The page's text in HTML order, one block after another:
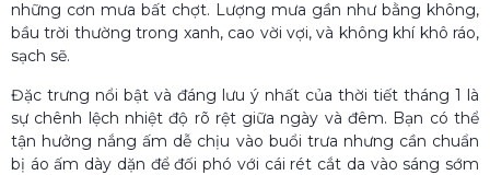
những cơn mưa bất chợt. Lượng mưa gần như bằng không,
bầu trời thường trong xanh, cao vời vợi, và không khí khô ráo,
sạch sẽ.
Đặc trưng nổi bật và đáng lưu ý nhất của thời tiết tháng 1 là
sự chênh lệch nhiệt độ rõ rệt giữa ngày và đêm. Bạn có thể
tận hưởng nắng ấm dễ chịu vào buổi trưa nhưng cần chuẩn
bị áo ấm dày dặn để đối phó với cái rét cắt da vào sáng sớm